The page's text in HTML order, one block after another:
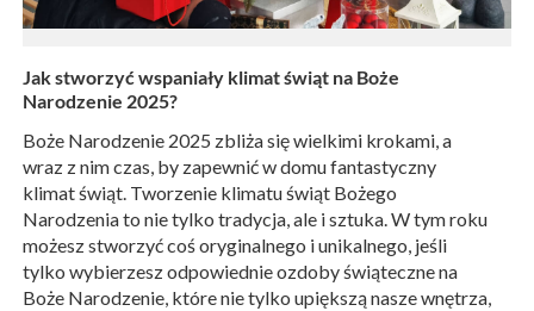
Jak stworzyć wspaniały klimat świąt na Boże
Narodzenie 2025?
Boże Narodzenie 2025 zbliża się wielkimi krokami, a
wraz z nim czas, by zapewnić w domu fantastyczny
klimat świąt. Tworzenie klimatu świąt Bożego
Narodzenia to nie tylko tradycja, ale i sztuka. W tym roku
możesz stworzyć coś oryginalnego i unikalnego, jeśli
tylko wybierzesz odpowiednie ozdoby świąteczne na
Boże Narodzenie, które nie tylko upiększą nasze wnętrza,